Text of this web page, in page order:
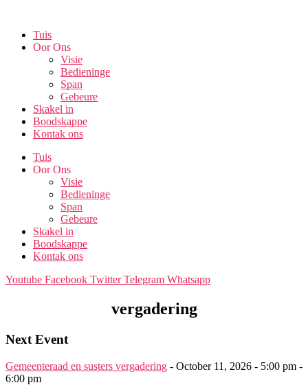
content
Tuis
Oor Ons
Visie
Bedieninge
Span
Gebeure
Skakel in
Boodskappe
Kontak ons
Tuis
Oor Ons
Visie
Bedieninge
Span
Gebeure
Skakel in
Boodskappe
Kontak ons
Youtube Facebook Twitter Telegram Whatsapp
vergadering
Next Event
Gemeenteraad en susters vergadering - October 11, 2026 - 5:00 pm -
6:00 pm